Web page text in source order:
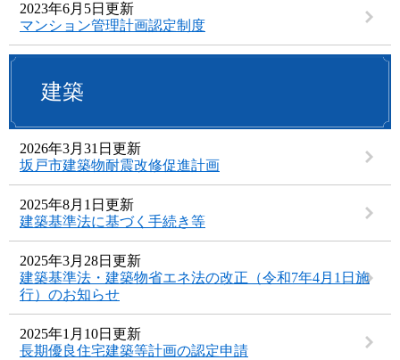
2023年6月5日更新
マンション管理計画認定制度
建築
2026年3月31日更新
坂戸市建築物耐震改修促進計画
2025年8月1日更新
建築基準法に基づく手続き等
2025年3月28日更新
建築基準法・建築物省エネ法の改正（令和7年4月1日施
行）のお知らせ
2025年1月10日更新
長期優良住宅建築等計画の認定申請